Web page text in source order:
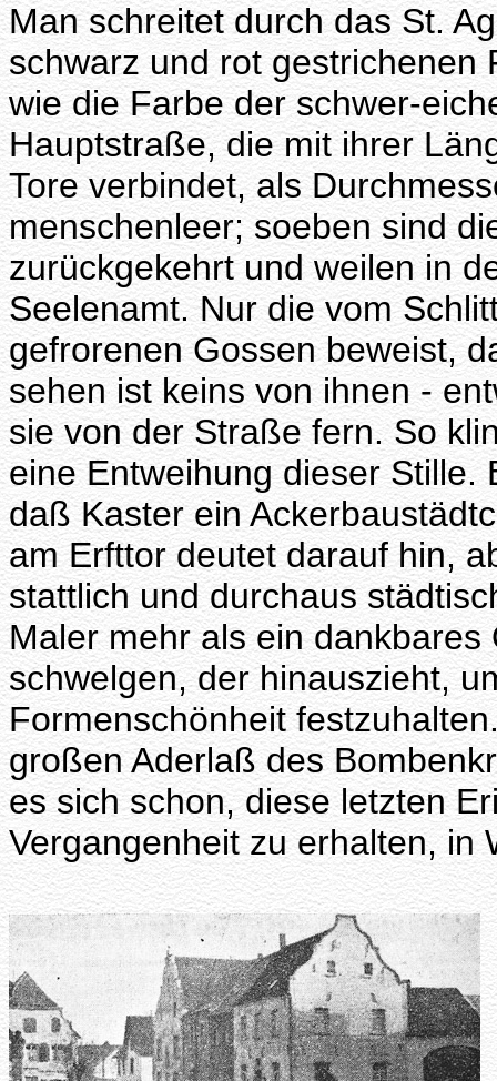
Man schreitet durch das St.
schwarz und rot
wie die Farbe der schwer-
Hauptstraße, die mit ihrer
Tore verbindet, als
menschenleer; soeben sind
zurückgekehrt und weilen in
Seelenamt. Nur die vom
gefrorenen Gossen beweist,
sehen ist keins von ihnen -
sie von der Straße fern. So
eine Entweihung dieser
daß Kaster ein
am Erfttor deutet darauf hin,
stattlich und durchaus
Maler mehr als ein
schwelgen, der hinauszieht,
Formenschönheit
großen Aderlaß des
es sich schon, diese letzten
Vergangenheit zu erhalten, in